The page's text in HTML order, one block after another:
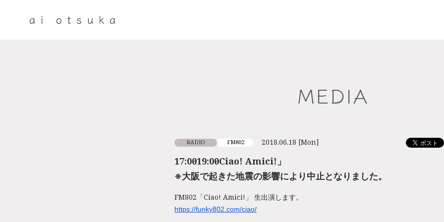
MEDIA
2018.06.18 [Mon]
RADIO FM802
17:00～19:00「Ciao! Amici!」
※大阪で起きた地震の影響により中止となりました。‬
FM802「Ciao! Amici!」
生出演します。
https://funky802.com/ciao/